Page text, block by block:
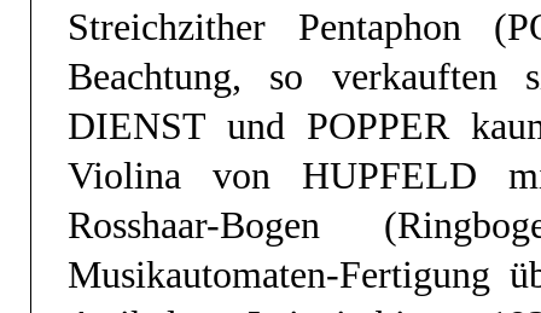
Streichzither Pentaphon
Beachtung, so verkauften
DIENST und POPPER
Violina von HUPFELD
Rosshaar-Bogen
Musikautomaten-Fertigung